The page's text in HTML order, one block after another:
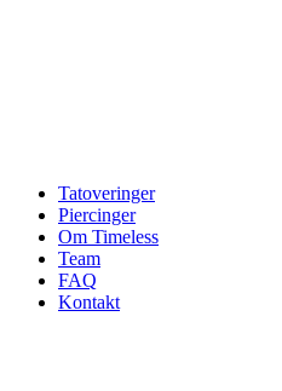
Tatoveringer
Piercinger
Om Timeless
Team
FAQ
Kontakt